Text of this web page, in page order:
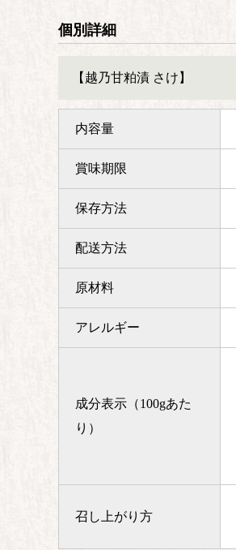
個別詳細
【越乃甘粕漬 さけ】
内容量
賞味期限
保存方法
配送方法
原材料
アレルギー
成分表示（100gあた
り）
召し上がり方